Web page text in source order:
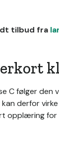
tilbud fra
C følger den
derfor
opplæring for